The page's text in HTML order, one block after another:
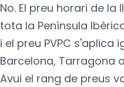
No. El preu horari de la
tota la Península
i el preu PVPC s'aplica
Barcelona, Tarragona
Avui el rang de preus